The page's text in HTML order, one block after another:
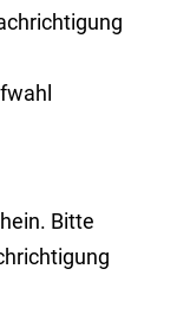
Bitte